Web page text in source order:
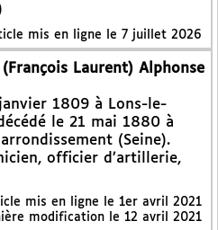
mis en ligne le 7 juillet 2026
(François Laurent) Alphonse
1809 à Lons-le-
le 21 mai 1880 à
(Seine).
officier d’artillerie,
mis en ligne le 1er avril 2021
modification le 12 avril 2021